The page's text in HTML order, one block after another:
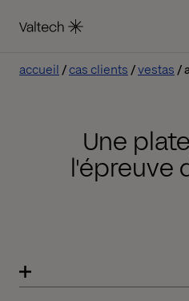
accueil cas clients vestas
Une
l'épreuve